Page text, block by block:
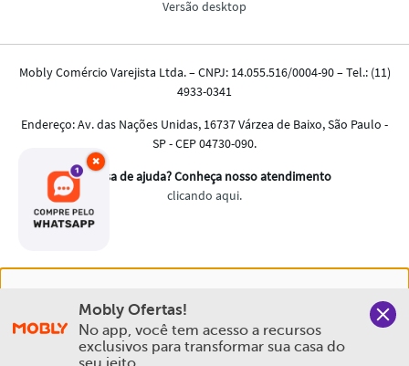
experiência na Mobly. Quando você navega no nosso site,
aceita esta condição
Política de Privacidade e Cookies
×
Mobly Ofertas!
No app, você tem acesso a recursos
exclusivos para transformar sua casa do